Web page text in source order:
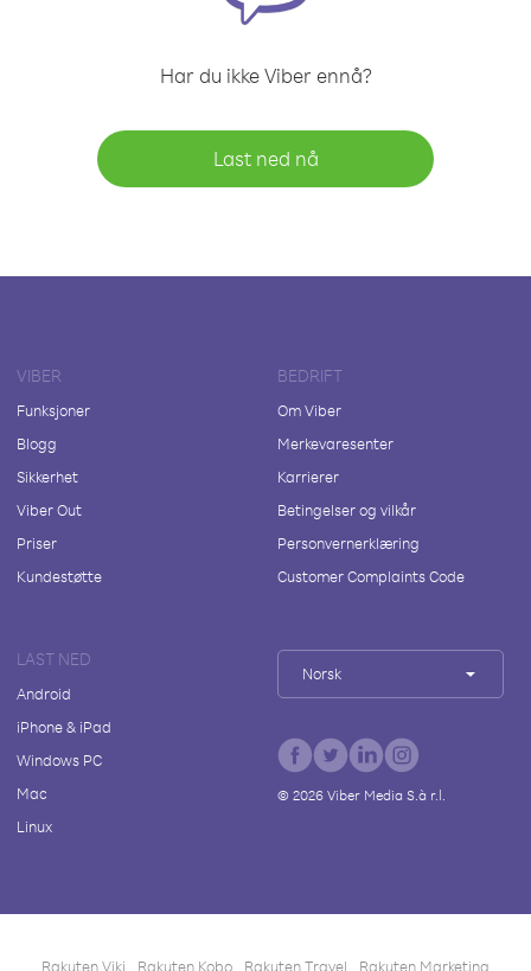
Har du ikke Viber ennå?
Last ned nå
VIBER
Funksjoner
Blogg
Sikkerhet
Viber Out
Priser
Kundestøtte
BEDRIFT
Om Viber
Merkevaresenter
Karrierer
Betingelser og vilkår
Personvernerklæring
Customer Complaints Code
LAST NED
Android
iPhone & iPad
Windows PC
Mac
Linux
Norsk
© 2026Viber Media S.à r.l.
Rakuten Viki Rakuten Kobo Rakuten Travel Rakuten Marketing